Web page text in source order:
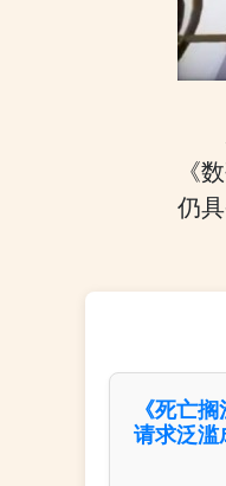
《
仍
《死亡
请求泛滥